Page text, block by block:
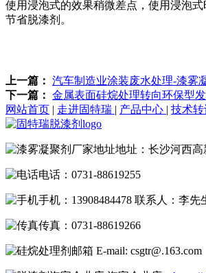
使用浸泡式的效果稍微差点，使用浸泡
节省脱漆剂。
上一篇： 汽车制造业涂装废水处理-漆雾
下一篇： 金属表面硅烷处理转向环保型
网站首页 | 走进固特瑞 | 产品中心 | 技术转
地址：长沙河西
电话：0731-88619255
手机：13908484478 联系人：李先
传真：0731-88619266
E-mail: csgtr@.163.com